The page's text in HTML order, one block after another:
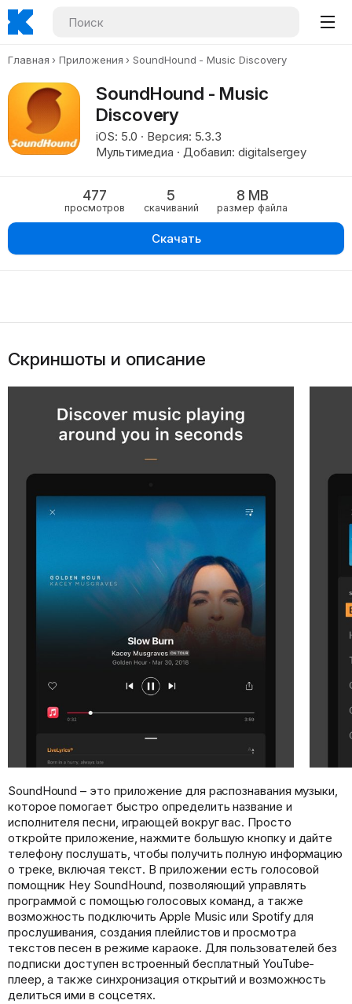
Главная Приложения SoundHound - Music Discovery
SoundHound - Music
Discovery
iOS: 5.0 · Версия: 5.3.3
Мультимедиа · Добавил: digitalsergey
477
просмотров
5
скачиваний
8 MB
размер файла
Скачать
Скриншоты и описание
SoundHound – это приложение для распознавания музыки,
которое помогает быстро определить название и
исполнителя песни, играющей вокруг вас. Просто
откройте приложение, нажмите большую кнопку и дайте
телефону послушать, чтобы получить полную информацию
о треке, включая текст. В приложении есть голосовой
помощник Hey SoundHound, позволяющий управлять
программой с помощью голосовых команд, а также
возможность подключить Apple Music или Spotify для
прослушивания, создания плейлистов и просмотра
текстов песен в режиме караоке. Для пользователей без
подписки доступен встроенный бесплатный YouTube-
плеер, а также синхронизация открытий и возможность
делиться ими в соцсетях.